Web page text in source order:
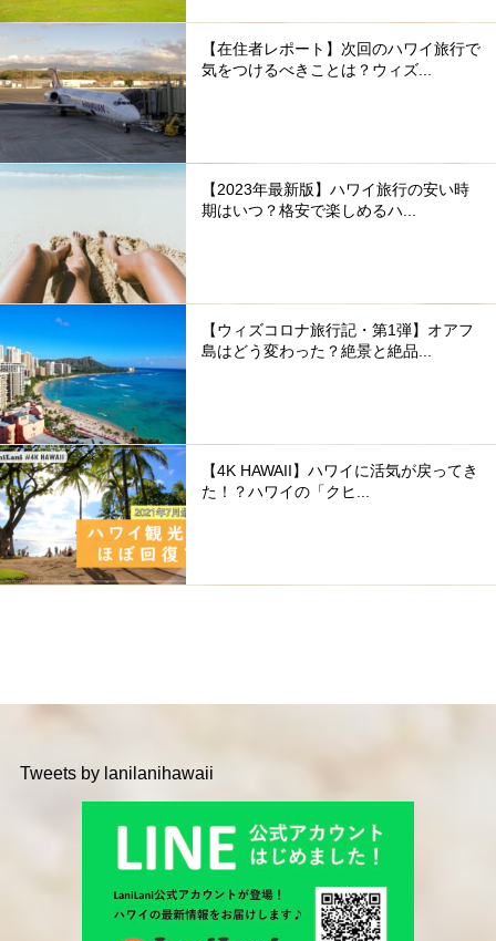
【在住者レポート】次回のハワイ旅行で
気をつけるべきことは？ウィズ...
【2023年最新版】ハワイ旅行の安い時
期はいつ？格安で楽しめるハ...
【ウィズコロナ旅行記・第1弾】オアフ
島はどう変わった？絶景と絶品...
【4K HAWAII】ハワイに活気が戻ってき
た！？ハワイの「クヒ...
Tweets by lanilanihawaii